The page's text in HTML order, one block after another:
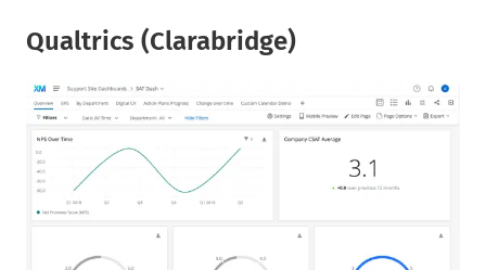
Qualtrics (Clarabridge)